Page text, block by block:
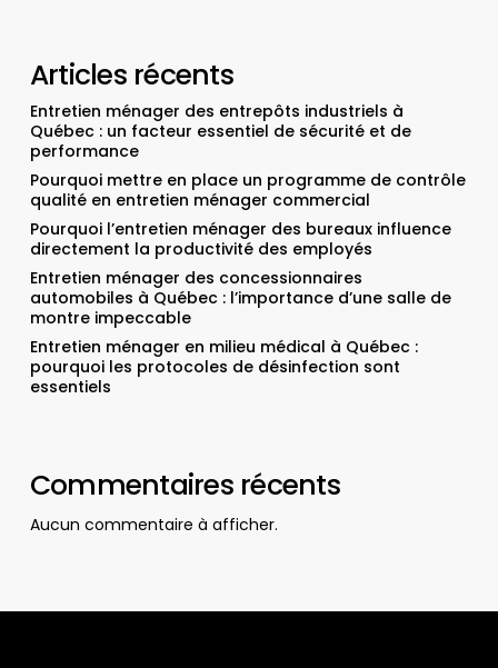
Articles récents
Entretien ménager des entrepôts industriels à
Québec : un facteur essentiel de sécurité et de
performance
Pourquoi mettre en place un programme de contrôle
qualité en entretien ménager commercial
Pourquoi l’entretien ménager des bureaux influence
directement la productivité des employés
Entretien ménager des concessionnaires
automobiles à Québec : l’importance d’une salle de
montre impeccable
Entretien ménager en milieu médical à Québec :
pourquoi les protocoles de désinfection sont
essentiels
Commentaires récents
Aucun commentaire à afficher.